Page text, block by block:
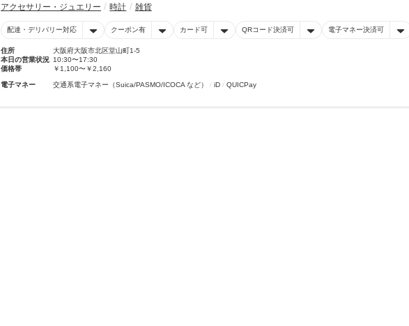
アクセサリー・ジュエリー 時計 雑貨
配達・デリバリー対応 クーポン有 カード可 QRコード決済可 電子マネー決済可
住所
大阪府大阪市北区堂山町1-5
本日の営業状況 10:30〜17:30
価格帯
￥1,100〜￥2,160
電子マネー 交通系電子マネー（Suica/PASMO/ICOCA など） iD QUICPay